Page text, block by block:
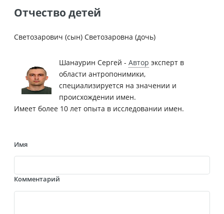
Отчество детей
Светозарович (сын) Светозаровна (дочь)
Шанаурин Сергей - Автор эксперт в
области антропонимики,
специализируется на значении и
происхождении имен.
Имеет более 10 лет опыта в исследовании имен.
Имя
Комментарий